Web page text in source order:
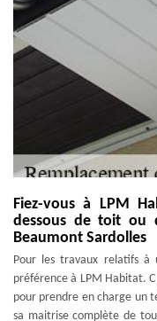
Fiez-vous à LPM
dessous de toit ou
Beaumont Sardolles
Pour les travaux relatifs
préférence à LPM Habitat.
pour prendre en charge un
sa maitrise complète de